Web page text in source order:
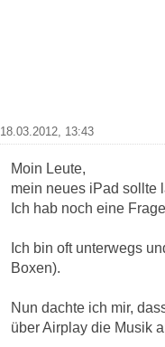
18.03.2012, 13:43
Moin Leute,
mein neues iPad sollte
Ich hab noch eine
Ich bin oft unterwegs
Boxen).
Nun dachte ich mir,
über Airplay die Musik